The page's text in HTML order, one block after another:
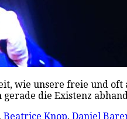
wie unsere freie und oft
gerade die Existenz
, Beatrice Knop, Daniel